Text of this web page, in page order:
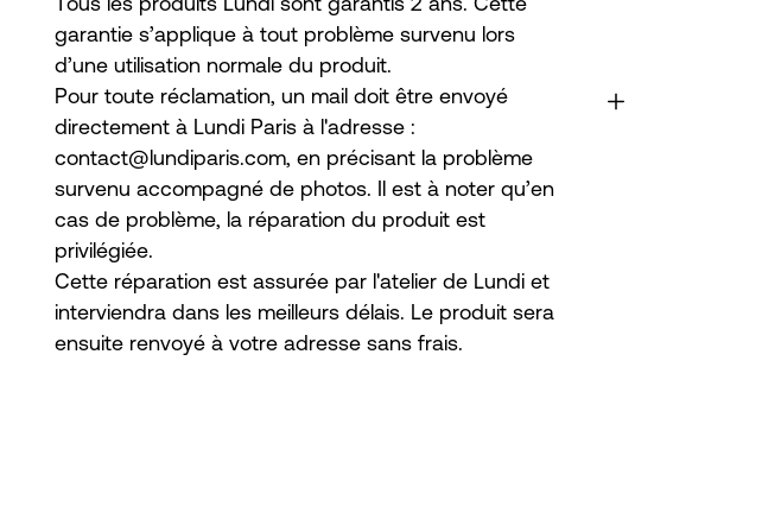
garantie s’applique à tout problème survenu lors
d’une utilisation normale du produit.
Pour toute réclamation, un mail doit être envoyé
directement à Lundi Paris à l'adresse :
contact@lundiparis.com, en précisant la problème
survenu accompagné de photos. Il est à noter qu’en
cas de problème, la réparation du produit est
privilégiée.
Cette réparation est assurée par l'atelier de Lundi et
interviendra dans les meilleurs délais. Le produit sera
ensuite renvoyé à votre adresse sans frais.